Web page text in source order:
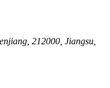
212000, Jiangsu,